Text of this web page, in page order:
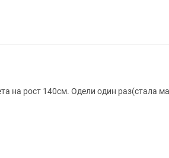
на рост 140см. Одели один раз(стала